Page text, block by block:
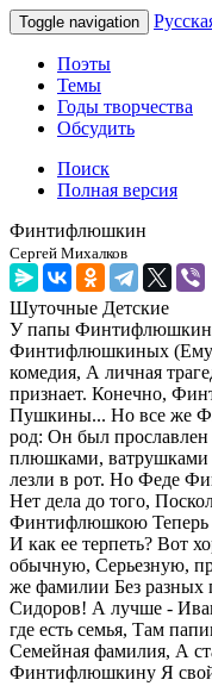
Toggle navigation
Поэты
Темы
Годы творчества
Обсудить
Поиск
Полная версия
Финтифлюшкин
Сергей Михалков
Шуточные Детские
У папы
Финтифлюшкиных (Ему
комедия, А личная
признает. Конечно,
Пушкины... Но все же
род: Он был
плюшками,
лезли в рот. Но Феде
Нет дела до того,
Финтифлюшкою Теперь
И как ее терпеть? Вот
обычную, Серьезную,
же фамилии Без разных
Сидоров! А лучше -
где есть семья, Там
Семейная фамилия, А
Финтифлюшкину Я